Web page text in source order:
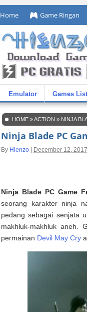
Home Game Ringan
Emulator Games List
HOME »ACTION » NINJA
Ninja Blade PC
By Hienzo December 12, 2017
Ninja Blade PC Game
seorang karakter ninja
pedang sebagai senjata
makhluk-makhluk aneh.
permainan Devil May Cry